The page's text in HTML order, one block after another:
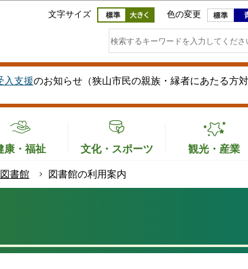
このページの本文へ移動
文字サイズ 色の変更
入支援のお知らせ（狭山市民の親族・縁者にあたる方対
康・福祉 文化・スポーツ 観光・産業
図書館 図書館の利用案内